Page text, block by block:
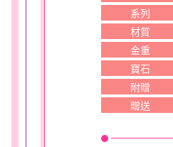
系列
材質
金重
寶石
附贈
贈送